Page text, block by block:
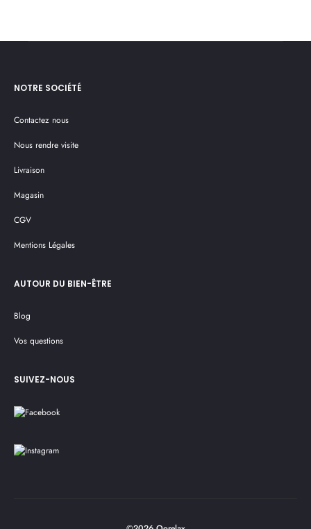
NOTRE SOCIÉTÉ
Contactez nous
Nous rendre visite
Livraison
Magasin
CGV
Mentions Légales
AUTOUR DU BIEN-ÊTRE
Blog
Vos questions
SUIVEZ-NOUS